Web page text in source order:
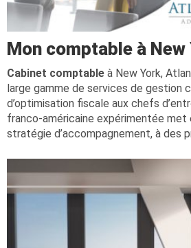
Mon comptable à New
Cabinet comptable à New York,
large gamme de services de gestion
d’optimisation fiscale aux chefs
franco-américaine expérimentée met
stratégie d’accompagnement, à des